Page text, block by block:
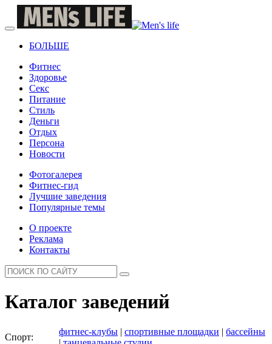
БОЛЬШЕ
Фитнес
Здоровье
Секс
Питание
Стиль
Деньги
Отдых
Персона
Новости
Фотогалерея
Фитнес-гид
Лучшие заведения
Популярные темы
О проекте
Реклама
Контакты
Каталог заведений
Спорт:
фитнес-клубы | спортивные площадки | бассейны